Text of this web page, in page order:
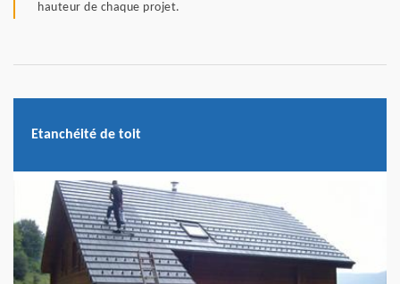
hauteur de chaque projet.
Etanchéité de toit